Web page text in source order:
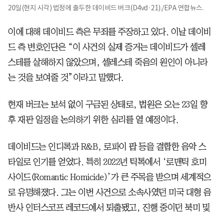
20일(현지 시각) 법정에 출두한 데이비드 버크(D4vd·21)./EPA 연합뉴스.
이에 대해 데이비드 측은 무죄를 주장하고 있다. 이날 데이비
드 측 변호인단은 “이 사건의 실제 증거는 데이비드가 셀레
스테를 살해하지 않았으며, 셀레스테 죽음의 원인이 아니라
는 것을 보여줄 것”이라고 말했다.
현재 버크는 보석 없이 구금된 상태로, 법원은 오는 23일 향
후 재판 일정을 논의하기 위한 심리를 열 예정이다.
데이비드는 인디록과 R&B, 로파이 팝 등을 결합한 음악 스
타일로 인기를 얻었다. 특히 2022년 틱톡에서 ‘로맨틱 호미
사이드(Romantic Homicide)’가 큰 주목을 받으며 세계적으
로 유명해졌다. 그는 이번 사건으로 소속사였던 미국 대형 음
반사 인터스코프 레코드에서 퇴출됐고, 진행 중이던 북미 및